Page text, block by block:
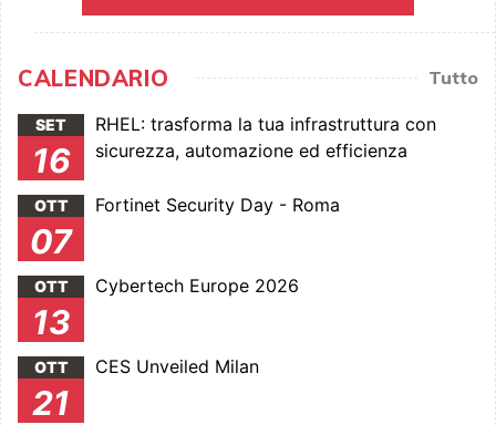
CALENDARIO Tutto
SET
16
RHEL: trasforma la tua infrastruttura con
sicurezza, automazione ed efficienza
OTT
07
Fortinet Security Day - Roma
OTT
13
Cybertech Europe 2026
OTT
21
CES Unveiled Milan